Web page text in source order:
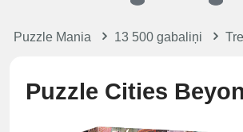
Puzzle Mania 13 500 gabaliņi
Puzzle Cities